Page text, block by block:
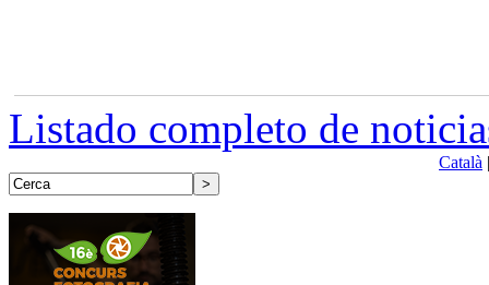
Listado completo de
Català